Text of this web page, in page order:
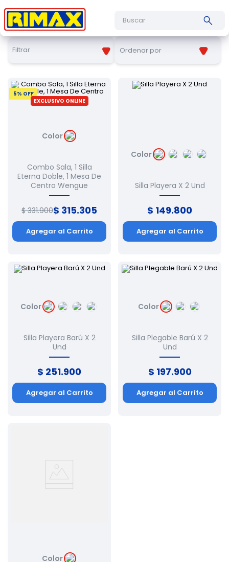
Filtrar Ordenar por
5% OFF
EXCLUSIVO ONLINE
Color
Combo Sala, 1 Silla
Eterna Doble, 1 Mesa De
Centro Wengue
$ 331.900$ 315.305
Agregar al Carrito
Color
Silla Playera X 2 Und
$ 149.800
Agregar al Carrito
Color
Silla Playera Barú X 2
Und
$ 251.900
Agregar al Carrito
Color
Silla Plegable Barú X 2
Und
$ 197.900
Agregar al Carrito
Color